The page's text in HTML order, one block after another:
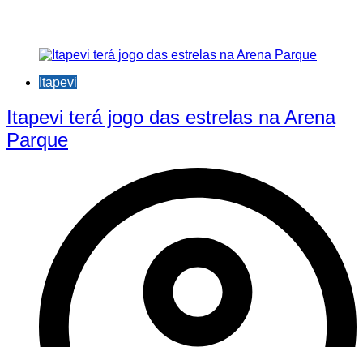
Itapevi
Itapevi terá jogo das estrelas na Arena
Parque